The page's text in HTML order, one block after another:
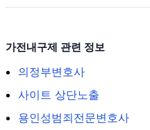
가전내구제 관련 정보
의정부변호사
사이트 상단노출
용인성범죄전문변호사